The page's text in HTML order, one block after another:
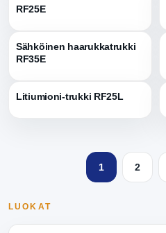
LUOKAT
RF25E
Sähköinen haarukkatrukki
RF35E
Litiumioni-trukki RF25L
1 2